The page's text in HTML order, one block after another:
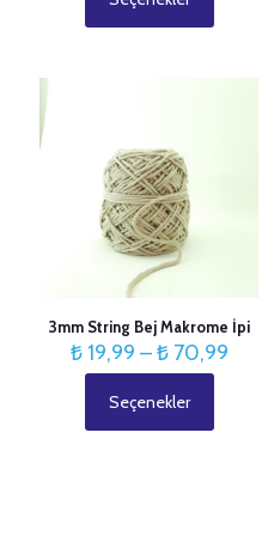
ürünün
Seçenekler
ürün
sayfasından
seçilebilir
3mm String Bej Makrome İpi
₺19,99 –₺70,99Fiyat
Seçenekler
ürünün